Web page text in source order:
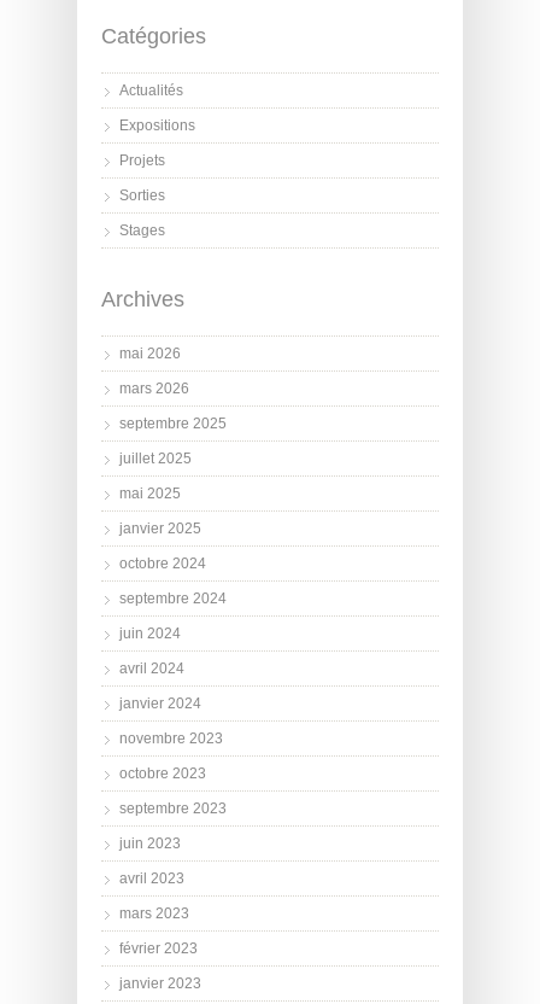
Catégories
Actualités
Expositions
Projets
Sorties
Stages
Archives
mai 2026
mars 2026
septembre 2025
juillet 2025
mai 2025
janvier 2025
octobre 2024
septembre 2024
juin 2024
avril 2024
janvier 2024
novembre 2023
octobre 2023
septembre 2023
juin 2023
avril 2023
mars 2023
février 2023
janvier 2023